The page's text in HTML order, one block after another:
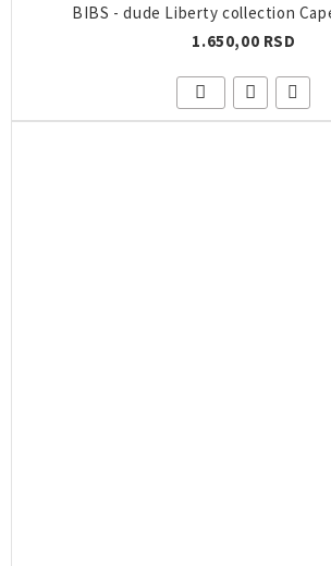
BIBS - dude Liberty collection
1.650,00 RSD